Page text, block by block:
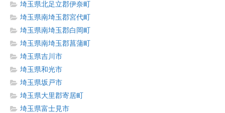
埼玉県北足立郡伊奈町
埼玉県南埼玉郡宮代町
埼玉県南埼玉郡白岡町
埼玉県南埼玉郡菖蒲町
埼玉県吉川市
埼玉県和光市
埼玉県坂戸市
埼玉県大里郡寄居町
埼玉県富士見市